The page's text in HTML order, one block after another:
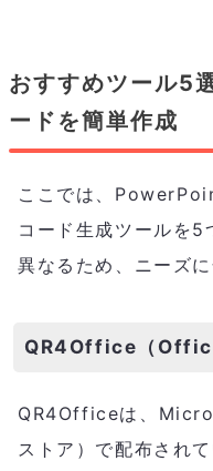
おすすめツール5
ードを簡単作成
ここでは、
コード生成ツールを5
異なるため、ニーズ
QR4Office（Office
QR4Officeは、
ストア）で配布され